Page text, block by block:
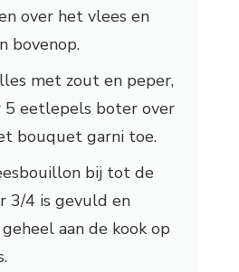
over het vlees en
bovenop.
met zout en peper,
5 eetlepels boter over
bouquet garni toe.
bij tot de
3/4 is gevuld en
aan de kook op